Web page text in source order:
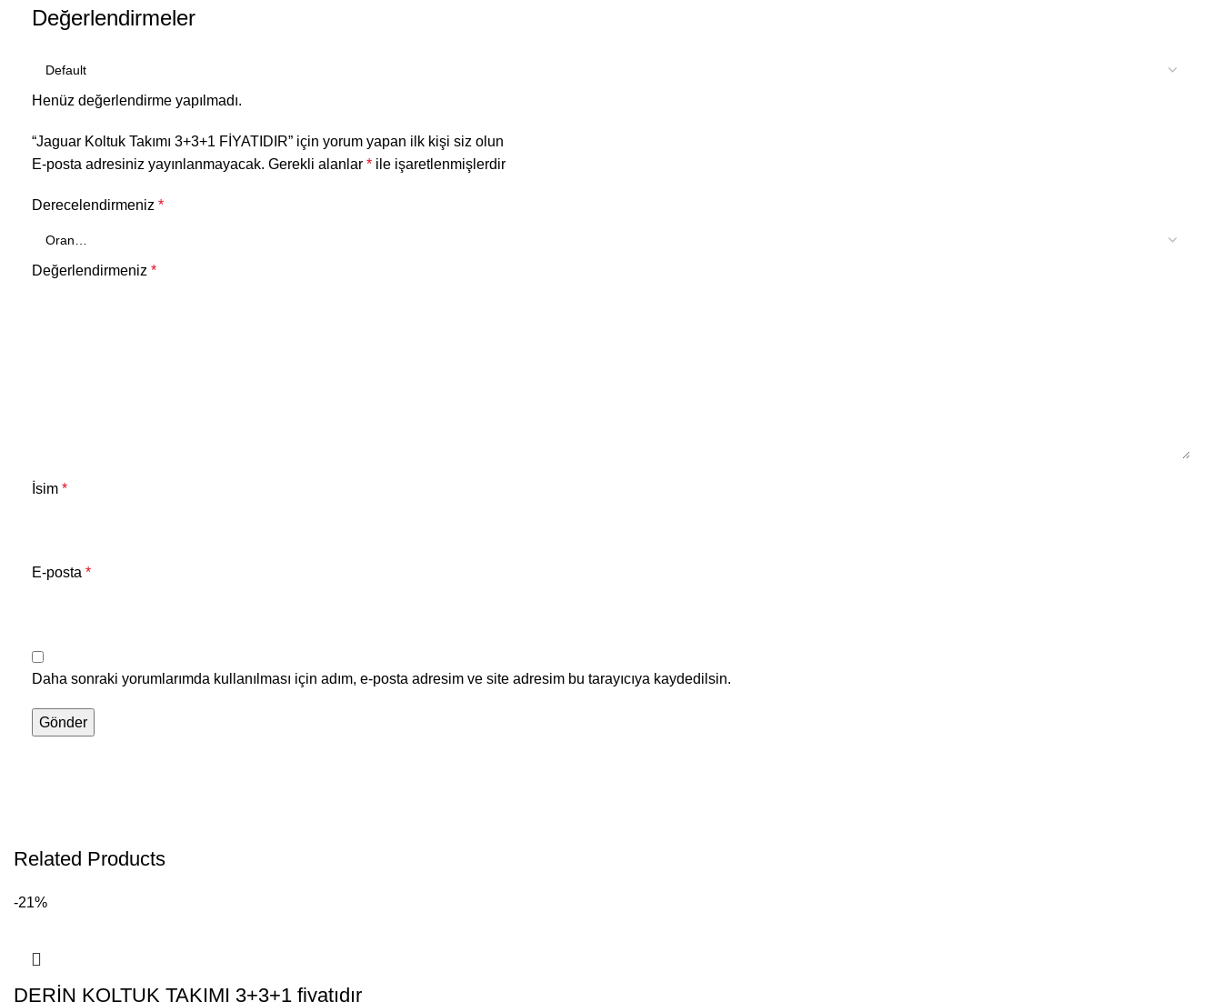
Değerlendirmeler
Henüz değerlendirme yapılmadı.
“Jaguar Koltuk Takımı 3+3+1 FİYATIDIR” için yorum yapan ilk kişi siz olun
E-posta adresiniz yayınlanmayacak. Gerekli alanlar * ile işaretlenmişlerdir
Derecelendirmeniz *
Değerlendirmeniz *
İsim *
E-posta *
Daha sonraki yorumlarımda kullanılması için adım, e-posta adresim ve site adresim bu tarayıcıya kaydedilsin.
Related Products
-21%
DERİN KOLTUK TAKIMI 3+3+1 fiyatıdır